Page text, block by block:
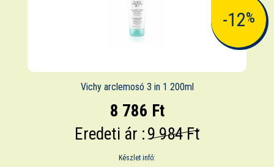
-12%
Vichy arclemosó 3 in 1 200ml
8 786 Ft
Eredeti ár :9 984 Ft
Készlet infó: